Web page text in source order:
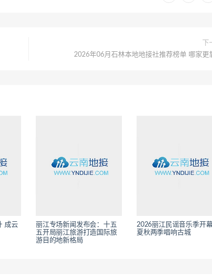
2026年06月石林本地地接社推荐榜单 哪家更
成云
丽江专场新闻发布会：十五
五开局丽江旅游打造国际旅
游目的地新格局
2026丽江民谣音乐季开幕
夏秋两季唱响古城